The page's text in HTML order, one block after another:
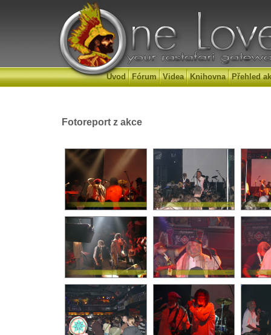
Úvod Fórum Videa Knihovna Přehled
Fotoreport z akce